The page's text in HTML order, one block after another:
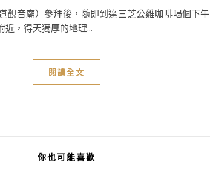
觀音廟）參拜後，隨即到達三芝公雞咖啡喝個下
，得天獨厚的地理...
閱讀全文
你也可能喜歡